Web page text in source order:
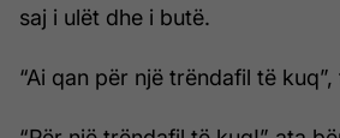
saj i ulët dhe i butë.
“Ai qan për një trëndafil të